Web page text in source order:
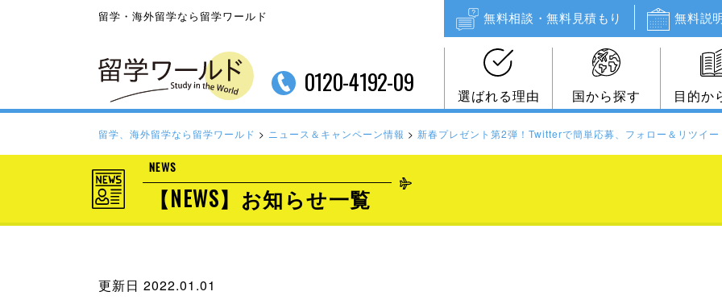
留学・海外留学なら留学ワールド 無料相談・無料見積もり 無料説
0120-4192-09 選ばれる理由 国から探す 目的か
留学、海外留学なら留学ワールド > ニュース＆キャンペーン情報 > 新春プレゼント第2弾！Twitterで簡単応募、フォロー＆リツイ
NEWS
【NEWS】お知らせ一覧
更新日 2022.01.01